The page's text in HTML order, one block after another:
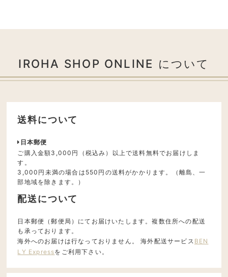
IROHA SHOP ONLINE について
送料について
日本郵便
ご購入金額3,000円（税込み）以上で送料無料でお届けしま
す。
3,000円未満の場合は550円の送料がかかります。（離島、一
部地域を除きます。）
配送について
日本郵便（郵便局）にてお届けいたします。複数住所への配送
も承っております。
海外へのお届けは行なっておりません。 海外配送サービス BEN
LY Expressをご利用下さい。